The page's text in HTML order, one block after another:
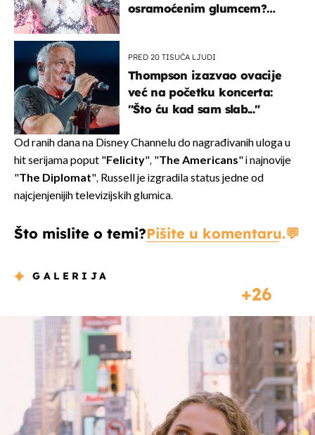
osramoćenim glumcem?
PRED 20 TISUĆA LJUDI
Thompson izazvao ovacije
već na početku koncerta:
"Što ću kad sam slab..."
Od ranih dana na Disney Channelu do nagrađivanih uloga u
hit serijama poput "Felicity", "The Americans" i najnovije
"The Diplomat", Russell je izgradila status jedne od
najcjenjenijih televizijskih glumica.
Što mislite o temi?Pišite u komentaru.
GALERIJA
26